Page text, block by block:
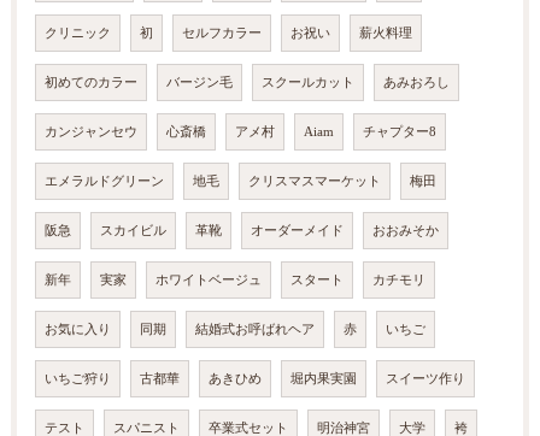
クリニック 初 セルフカラー お祝い 薪火料理
初めてのカラー バージン毛 スクールカット あみおろし
カンジャンセウ 心斎橋 アメ村 Aiam チャプター8
エメラルドグリーン 地毛 クリスマスマーケット 梅田
阪急 スカイビル 革靴 オーダーメイド おおみそか
新年 実家 ホワイトベージュ スタート カチモリ
お気に入り 同期 結婚式お呼ばれヘア 赤 いちご
いちご狩り 古都華 あきひめ 堀内果実園 スイーツ作り
テスト スパニスト 卒業式セット 明治神宮 大学 袴